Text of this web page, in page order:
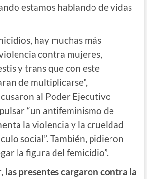
estamos hablando de vidas
hay muchas más
contra mujeres,
y trans que con este
de multiplicarse”,
al Poder Ejecutivo
“un antifeminismo de
la violencia y la crueldad
social”. También, pidieron
la figura del femicidio”.
las presentes cargaron contra la